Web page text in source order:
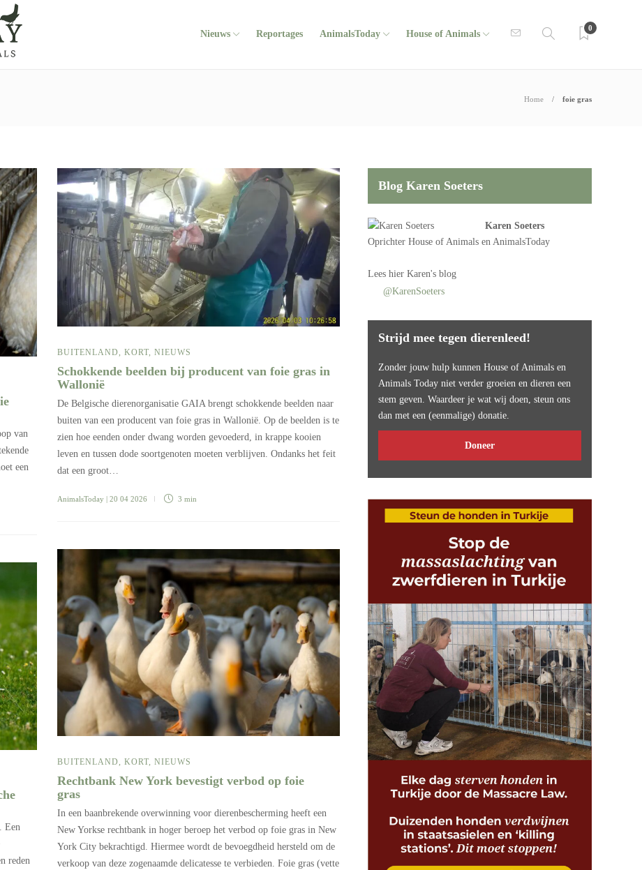
Nieuws Reportages AnimalsToday House of Animals
0
Home foie gras
van
een
BUITENLAND, KORT, NIEUWS
Schokkende beelden bij producent van foie gras in
Wallonië
De Belgische dierenorganisatie GAIA brengt schokkende beelden naar
buiten van een producent van foie gras in Wallonië. Op de beelden is te
zien hoe eenden onder dwang worden gevoederd, in krappe kooien
leven en tussen dode soortgenoten moeten verblijven. Ondanks het feit
dat een groot…
AnimalsToday | 20 04 2026 3 min
BUITENLAND, KORT, NIEUWS
Rechtbank New York bevestigt verbod op foie
gras
In een baanbrekende overwinning voor dierenbescherming heeft een
New Yorkse rechtbank in hoger beroep het verbod op foie gras in New
York City bekrachtigd. Hiermee wordt de bevoegdheid hersteld om de
verkoop van deze zogenaamde delicatesse te verbieden. Foie gras (vette
Een
reden
Blog Karen Soeters
Karen Soeters
OprichterHouse of Animals en AnimalsToday
Leeshier Karen's blog
@KarenSoeters
Strijd mee tegen dierenleed!
Zonder jouw hulp kunnen House of Animals en
Animals Today niet verder groeien en dieren een
stem geven. Waardeer je wat wij doen, steun ons
dan met een (eenmalige) donatie.
Doneer